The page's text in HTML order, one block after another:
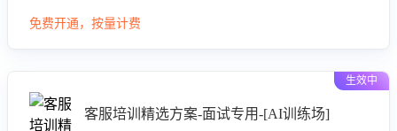
低退款率，提升售后效率。
免费开通，按量计费
生效中
客服培训精选方案-面试专用-[AI训练场]